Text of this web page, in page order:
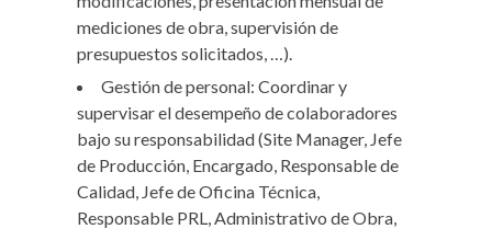
mediciones de obra, supervisión de
presupuestos solicitados, …).
Gestión de personal: Coordinar y
supervisar el desempeño de colaboradores
bajo su responsabilidad (Site Manager, Jefe
de Producción, Encargado, Responsable de
Calidad, Jefe de Oficina Técnica,
Responsable PRL, Administrativo de Obra,